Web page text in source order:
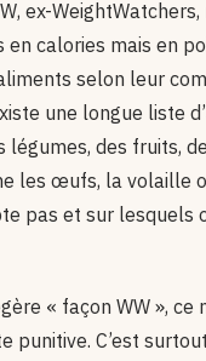
ex-WeightWatchers,
en calories mais en
selon leur
une longue liste
légumes, des fruits,
les œufs, la volaille
pas et sur lesquels
« façon WW », ce
punitive. C’est